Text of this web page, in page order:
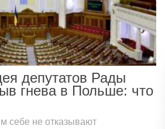
депутатов Рады
гнева в Польше: что
себе не отказывают